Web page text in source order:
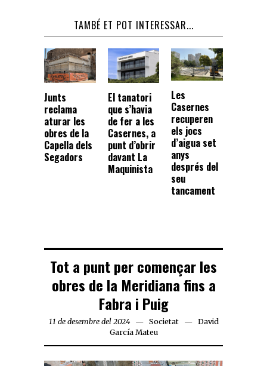
TAMBÉ ET POT INTERESSAR...
Junts
reclama
aturar les
obres de la
Capella dels
Segadors
El tanatori
que s’havia
de fer a les
Casernes, a
punt d’obrir
davant La
Maquinista
Les
Casernes
recuperen
els jocs
d’aigua set
anys
després del
seu
tancament
Tot a punt per començar les
obres de la Meridiana fins a
Fabra i Puig
11 de desembre del 2024 Societat
David
García Mateu